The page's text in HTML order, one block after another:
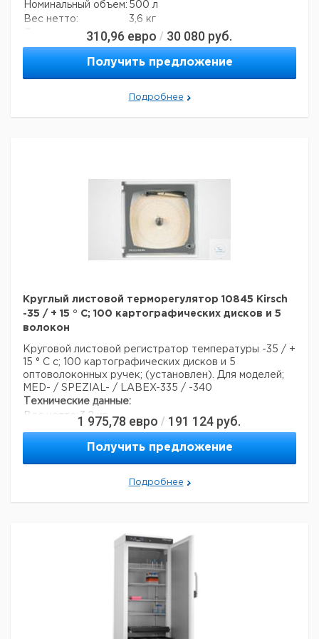
Номинальный объем: 500 л
Вес нетто:
3,6 кг
Данные для перевозки (реальные данные могут
отличаться)
310,96 евро / 30 080 руб.
Получить предложение
Подробнее
Круглый листовой терморегулятор 10845 Kirsch
-35 / + 15 ° C; 100 картографических дисков и 5
волокон
Круговой листовой регистратор температуры -35 / +
15 ° C с; 100 картографических дисков и 5
оптоволоконных ручек; (установлен). Для моделей;
MED- / SPEZIAL- / LABEX-335 / -340
Технические данные:
Вес нетто:
3,2 кг
Данные для перевозки (реальные данные могут
1 975,78 евро / 191 124 руб.
Получить предложение
Подробнее